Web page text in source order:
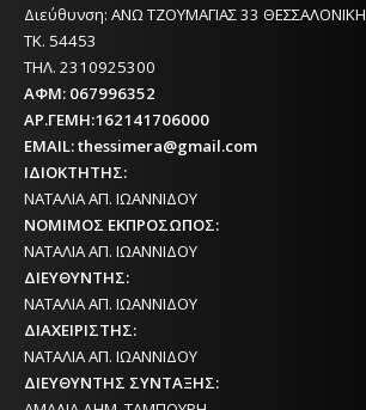
Διεύθυνση: ΑΝΩ ΤΖΟΥΜΑΓΙΑΣ 33 ΘΕΣΣΑΛΟΝΙΚΗ
ΤΚ. 54453
ΤΗΛ. 2310925300
ΑΦΜ: 067996352
ΑΡ.ΓΕΜΗ:162141706000
EMAIL: thessimera@gmail.com
ΙΔΙΟΚΤΗΤΗΣ:
ΝΑΤΑΛΙΑ ΑΠ. ΙΩΑΝΝΙΔΟΥ
ΝΟΜΙΜΟΣ ΕΚΠΡΟΣΩΠΟΣ:
ΝΑΤΑΛΙΑ ΑΠ. ΙΩΑΝΝΙΔΟΥ
ΔΙΕΥΘΥΝΤΗΣ:
ΝΑΤΑΛΙΑ ΑΠ. ΙΩΑΝΝΙΔΟΥ
ΔΙΑΧΕΙΡΙΣΤΗΣ:
ΝΑΤΑΛΙΑ ΑΠ. ΙΩΑΝΝΙΔΟΥ
ΔΙΕΥΘΥΝΤΗΣ ΣΥΝΤΑΞΗΣ: